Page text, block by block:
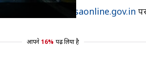
www.indianvisaonline.gov.in
आपने 16% पढ़ लिया है